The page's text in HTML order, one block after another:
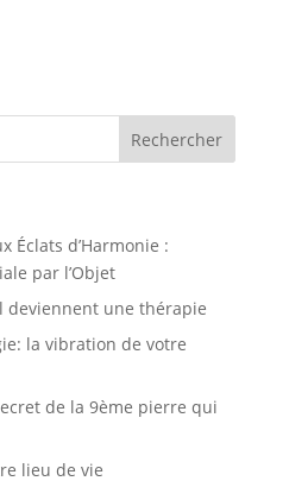
Éclats d’Harmonie :
par l’Objet
deviennent une thérapie
la vibration de votre
de la 9ème pierre qui
lieu de vie